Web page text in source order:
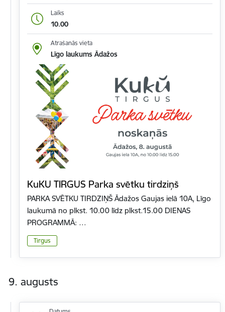
Laiks
10.00
Atrašanās vieta
Līgo laukums Ādažos
KuKU TIRGUS Parka svētku tirdziņš
PARKA SVĒTKU TIRDZIŅŠ Ādažos Gaujas ielā 10A, Līgo
laukumā no plkst. 10.00 līdz plkst.15.00 DIENAS
PROGRAMMĀ: …
Tirgus
9. augusts